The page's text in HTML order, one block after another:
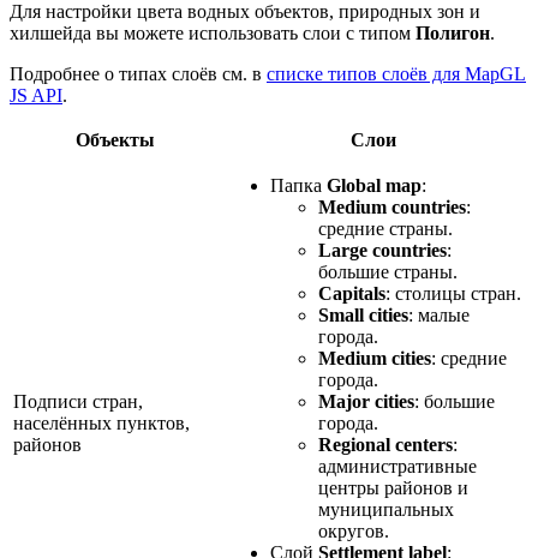
Для настройки цвета водных объектов, природных зон и
хилшейда вы можете использовать слои с типом Полигон.
Подробнее о типах слоёв см. в списке типов слоёв для MapGL
JS API.
Объекты Слои
Подписи стран,
населённых пунктов,
районов
Папка Global map:
Medium countries:
средние страны.
Large countries:
большие страны.
Capitals: столицы стран.
Small cities: малые
города.
Medium cities: средние
города.
Major cities: большие
города.
Regional centers:
административные
центры районов и
муниципальных
округов.
Слой Settlement label: